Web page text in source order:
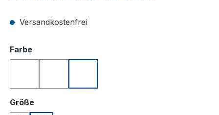
Versandkostenfrei
Farbeauswählen
Größeauswählen